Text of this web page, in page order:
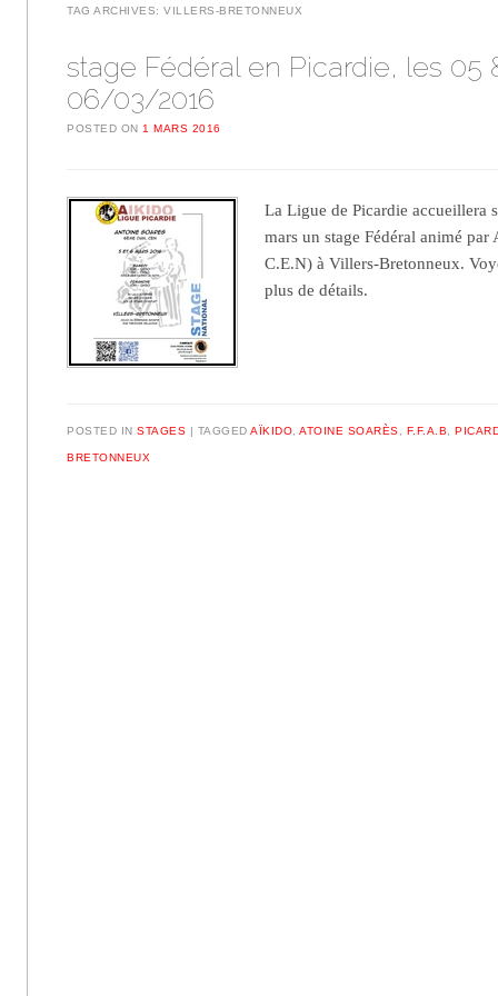
TAG ARCHIVES:VILLERS-BRETONNEUX
stage Fédéral en Picardie, les 05
06/03/2016
POSTED ON1 MARS 2016
La Ligue de Picardie accueillera
mars un stage Fédéral animé par
C.E.N) à Villers-Bretonneux.
plus de détails.
POSTED INSTAGES TAGGEDAÏKIDO ,ATOINE SOARÈS F.F.A.B ,
BRETONNEUX